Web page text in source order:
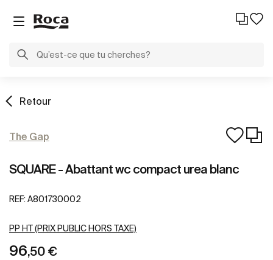
Retour
The Gap
SQUARE - Abattant wc compact urea blanc
REF: A801730002
PP HT (PRIX PUBLIC HORS TAXE)
96,50 €